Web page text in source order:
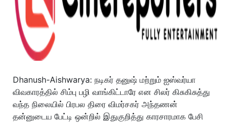
Dhanush-Aishwarya: நடிகர் தனுஷ் மற்றும் ஐஸ்வர்யா
விவகாரத்தில் சிம்பு பழி வாங்கிட்டாரே என சிலர் கிசுகிசுத்து
வந்த நிலையில் பிரபல திரை விமர்சகர் அந்தணன்
தன்னுடைய பேட்டி ஒன்றில் இதுகுறித்து காரசாரமாக பேசி